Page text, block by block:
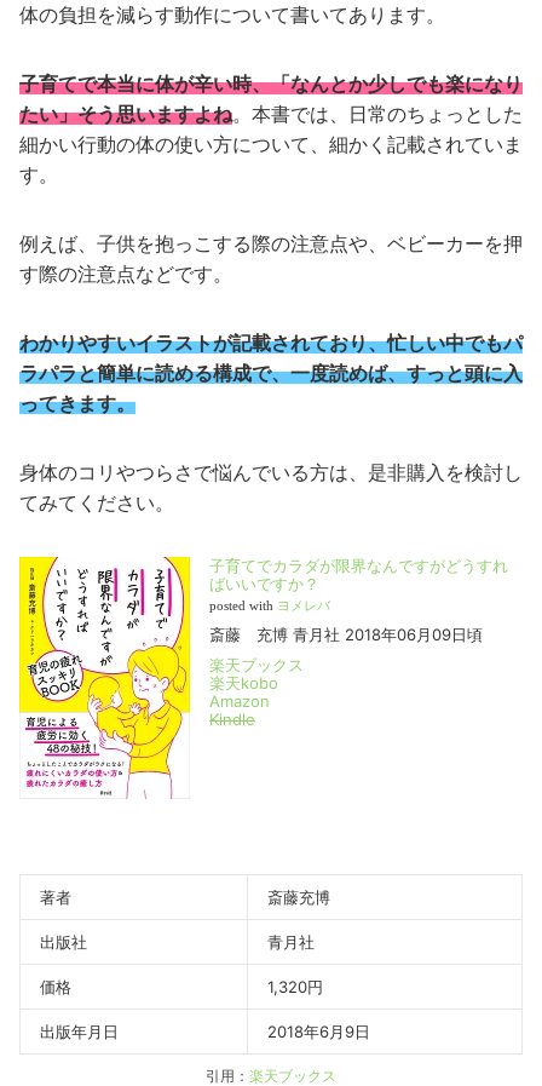
体の負担を減らす動作について書いてあります。
子育てで本当に体が辛い時、「なんとか少しでも楽になり
たい」そう思いますよね。本書では、日常のちょっとした
細かい行動の体の使い方について、細かく記載されていま
す。
例えば、子供を抱っこする際の注意点や、ベビーカーを押
す際の注意点などです。
わかりやすいイラストが記載されており、忙しい中でもパ
ラパラと簡単に読める構成で、一度読めば、すっと頭に入
ってきます。
身体のコリやつらさで悩んでいる方は、是非購入を検討し
てみてください。
子育てでカラダが限界なんですがどうすれ
ばいいですか？
posted with ヨメレバ
斎藤 充博 青月社 2018年06月09日頃
楽天ブックス
楽天kobo
Amazon
Kindle
著者 斎藤充博
出版社 青月社
価格 1,320円
出版年月日 2018年6月9日
引用： 楽天ブックス